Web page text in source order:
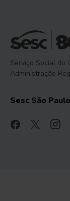
Serviço Social do
Administração
Sesc São